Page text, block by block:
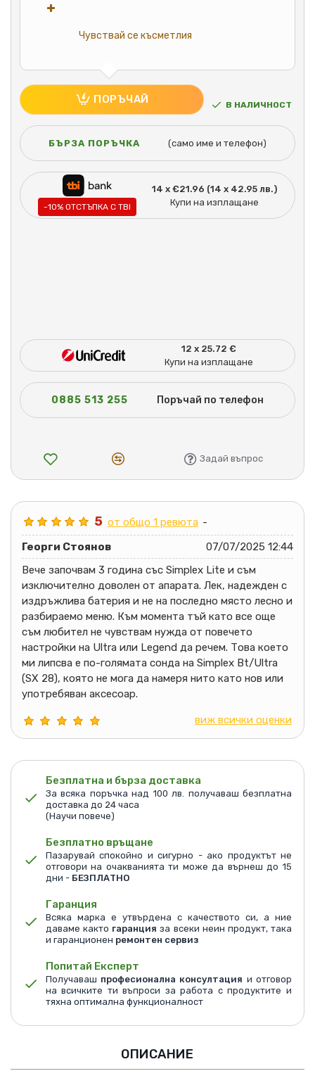
Чувствай се късметлия
ПОРЪЧАЙ В НАЛИЧНОСТ
БЪРЗА ПОРЪЧКА (само име и телефон)
-10% ОТСТЪПКА С TBI
14 x €21.96 (14 x 42.95 лв.)
Купи на изплащане
12 x 25.72 €
Купи на изплащане
0885 513 255 Поръчай по телефон
Задай въпрос
5 от общо 1 ревюта -
Георги Стоянов
07/07/2025 12:44
Вече започвам 3 година със Simplex Lite и съм
изключително доволен от апарата. Лек, надежден с
издръжлива батерия и не на последно място лесно и
разбираемо меню. Към момента тъй като все още
съм любител не чувствам нужда от повечето
настройки на Ultra или Legend да речем. Това което
ми липсва е по-голямата сонда на Simplex Bt/Ultra
(SX 28), която не мога да намеря нито като нов или
употребяван аксесоар.
виж всички оценки
Безплатна и бърза доставка
За всяка поръчка над 100 лв. получаваш безплатна
доставка до 24 часа
(Научи повече)
Безплатно връщане
Пазарувай спокойно и сигурно - ако продуктът не
отговори на очакванията ти може да върнеш до 15
дни - БЕЗПЛАТНО
Гаранция
Всяка марка е утвърдена с качеството си, а ние
даваме както гаранция за всеки неин продукт, така
и гаранционен ремонтен сервиз
Попитай Експерт
Получаваш професионална консултация и отговор
на всичките ти въпроси за работа с продуктите и
тяхна оптимална функционалност
ОПИСАНИЕ